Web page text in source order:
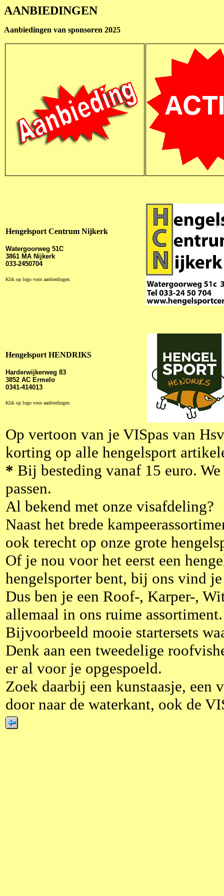
AANBIEDINGEN
Aanbiedingen van sponsoren 2025
Hengelsport Centrum Nijkerk
Watergoorweg 51C
3861 MA Nijkerk
033-2450704
Klik op logo voor aanbiedingen.
Hengelsport HENDRIKS
Harderwijkerweg 83
3852 AC Ermelo
0341-414013
Klik op logo voor aanbiedingen.
Op vertoon van je VISpas van
korting op alle hengelsport
* Bij besteding vanaf 15 euro.
passen.
Al bekend met onze visafdeling?
Naast het brede
ook terecht op onze grote
Of je nou voor het eerst een
hengelsporter bent, bij ons vind
Dus ben je een Roof-, Karper-,
allemaal in ons ruime assortiment.
Bijvoorbeeld mooie startersets
Denk aan een tweedelige
er al voor je opgespoeld.
Zoek daarbij een kunstaasje, een
door naar de waterkant, ook de